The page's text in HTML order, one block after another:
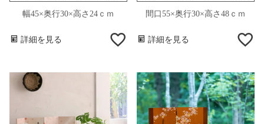
幅45×奥行30×高さ24ｃｍ
詳細を見る
間口55×奥行30×高さ48ｃｍ
詳細を見る